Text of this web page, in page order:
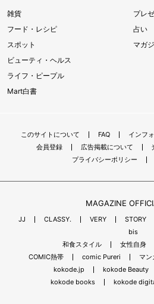
雑貨
フード・レシピ
スポット
ビューティ・ヘルス
ライフ・ピープル
Mart白書
プレ
占い
マガ
このサイトについて FAQ インフ
会員登録
広告掲載について
プライバシーポリシー
MAGAZINE
JJ CLASSY. VERY STORY
bis
和食スタイル
女性自身
COMIC熱帯
comic Pureri マン
kokode.jp
kokode Beauty
kokode books
kokode